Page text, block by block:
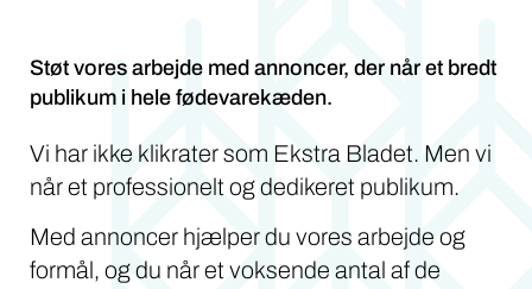
Støt vores arbejde med annoncer, der når et bredt
publikum i hele fødevarekæden.
Vi har ikke klikrater som Ekstra Bladet. Men vi
når et professionelt og dedikeret publikum.
Med annoncer hjælper du vores arbejde og
formål, og du når et voksende antal af de